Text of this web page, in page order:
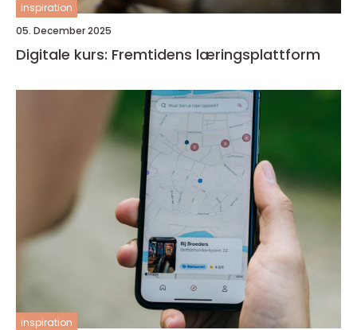
inspiration
05. December 2025
Digitale kurs: Fremtidens læringsplattform
inspiration